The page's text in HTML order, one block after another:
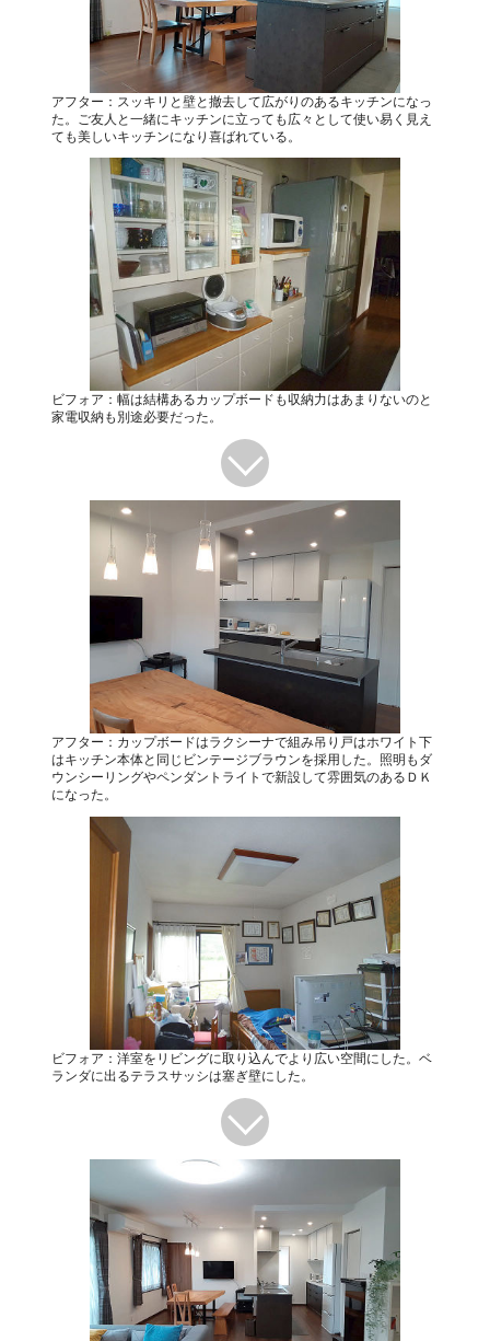
アフター：スッキリと壁と撤去して広がりのあるキッチンになっ
た。ご友人と一緒にキッチンに立っても広々として使い易く見え
ても美しいキッチンになり喜ばれている。
ビフォア：幅は結構あるカップボードも収納力はあまりないのと
家電収納も別途必要だった。
アフター：カップボードはラクシーナで組み吊り戸はホワイト下
はキッチン本体と同じビンテージブラウンを採用した。照明もダ
ウンシーリングやペンダントライトで新設して雰囲気のあるＤＫ
になった。
ビフォア：洋室をリビングに取り込んでより広い空間にした。ベ
ランダに出るテラスサッシは塞ぎ壁にした。